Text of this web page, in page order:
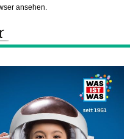
ansehen.